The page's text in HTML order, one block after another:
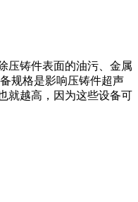
压铸件表面的油污、金属
规格是影响压铸件超声
就越高，因为这些设备可